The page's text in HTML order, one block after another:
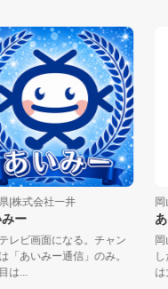
岡山県|株式会社一井
あいみー
顔がテレビ画面になる。チャン
ネルは「あいみー通信」のみ。
見た目は...